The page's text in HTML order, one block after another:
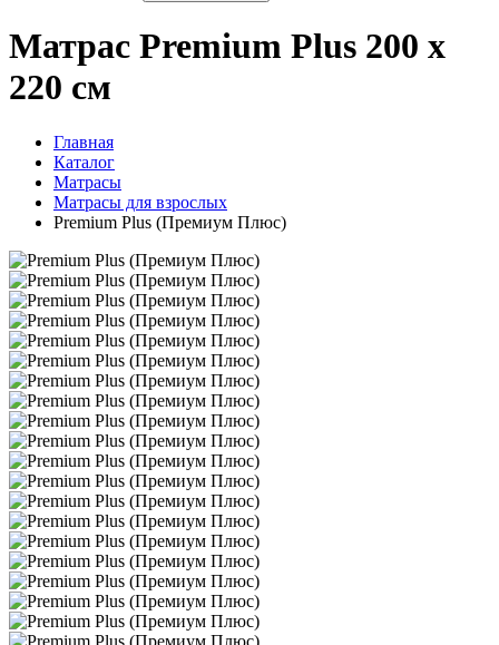
Матрас Premium Plus 200 х
220 см
Главная
Каталог
Матрасы
Матрасы для взрослых
Premium Plus (Премиум Плюс)